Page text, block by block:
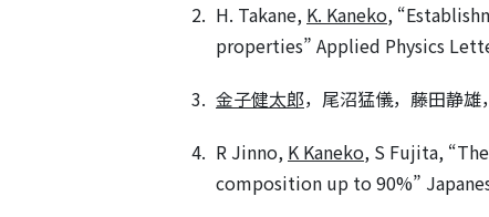
H. Takane, K. Kaneko,
properties” Applied Physics
金子健太郎，尾沼猛儀，藤田静
R Jinno, K Kaneko, S Fujita,
composition up to 90%”